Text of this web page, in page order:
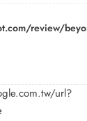
review/
url?